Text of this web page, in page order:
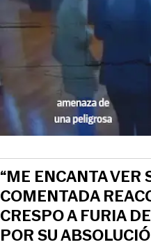
“ME ENCANTA VER
COMENTADA
CRESPO A FURIA
POR SU